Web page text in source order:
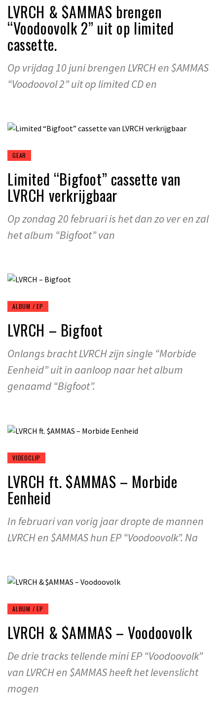
LVRCH & $AMMAS brengen
“Voodoovolk 2” uit op limited
cassette.
Op vrijdag 10 juni brengen LVRCH en $AMMAS
“Voodoovol 2” uit op limited CD en
GEAR
Limited “Bigfoot” cassette van
LVRCH verkrijgbaar
Op zondag 20 februari is het dan zo ver en zal
het album “Bigfoot” van
ALBUM / EP
LVRCH – Bigfoot
Onlangs bracht LVRCH zijn single “Morbide
Eenheid” uit in aanloop naar het album
genaamd “Bigfoot”.
VIDEOCLIP
LVRCH ft. $AMMAS – Morbide
Eenheid
In februari van vorig jaar dropte de mannen
LVRCH en $AMMAS hun EP “Voodoovolk”. Na
ALBUM / EP
LVRCH & $AMMAS – Voodoovolk
De drie tracks tellende mini EP “Voodoovolk”
van LVRCH en $AMMAS heeft het levenslicht
mogen